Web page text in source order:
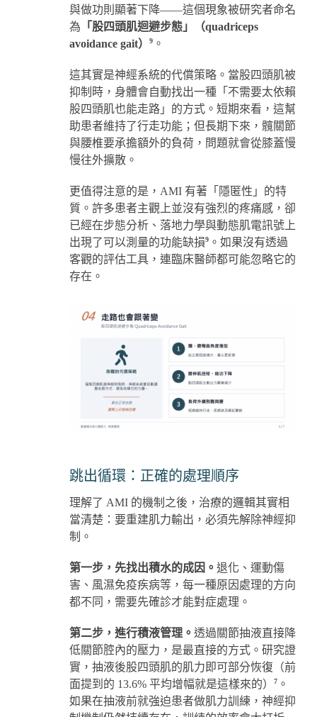
與做功則顯著下降——這個現象被研究者命名
為 「股四頭肌迴避步態」（quadriceps
avoidance gait）
9 。
這其實是神經系統的代償策略。當股四頭肌被
抑制時，身體會自動找出一種「不需要太依賴
股四頭肌也能走路」的方式。短期來看，這幫
助患者維持了行走功能；但長期下來，髖關節
與腰椎要承擔額外的負荷，問題就會從膝蓋慢
慢往外擴散。
更值得注意的是，AMI 有著「隱匿性」的特
質。許多患者主觀上並沒有強烈的疼痛感，卻
已經在步態分析、落地力學與動態肌電訊號上
出現了可以測量的功能缺損9 。如果沒有透過
客觀的評估工具，連臨床醫師都可能忽略它的
存在。
跳出循環：正確的處理順序
理解了 AMI 的機制之後，治療的邏輯其實相
當清楚：要重建肌力輸出，必須先解除神經抑
制。
第一步，先找出積水的成因。 退化、運動傷
害、風濕免疫疾病等，每一種原因處理的方向
都不同，需要先確診才能對症處理。
第二步，進行積液管理。 透過關節抽液直接降
低關節腔內的壓力，是最直接的方式。研究證
實，抽液後股四頭肌的肌力即可部分恢復（前
面提到的 13.6% 平均增幅就是這樣來的）
7 。
如果在抽液前就強迫患者做肌力訓練，神經抑